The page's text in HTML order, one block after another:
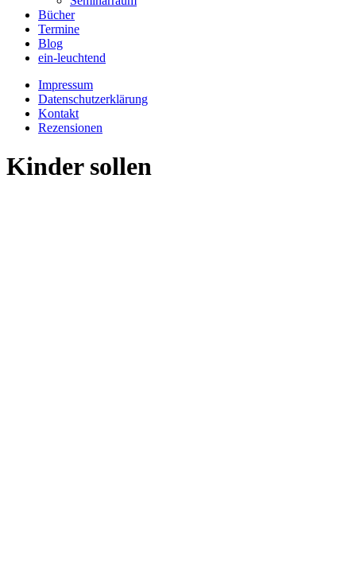
Bücher
Termine
Blog
ein-leuchtend
Impressum
Datenschutzerklärung
Kontakt
Rezensionen
Kinder sollen